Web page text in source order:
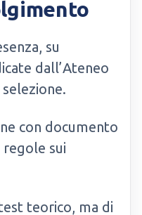
su
dall’Ateneo
con documento
sui
teorico, ma di